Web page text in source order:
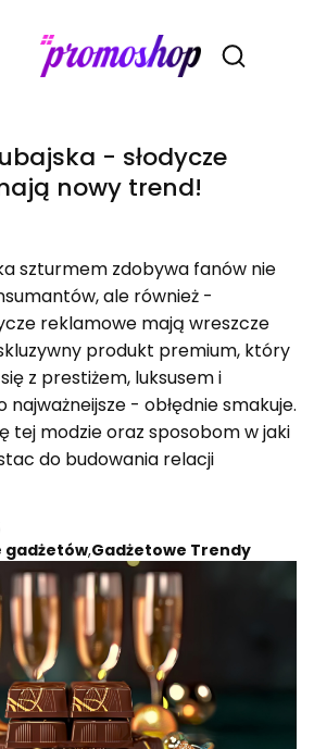
Otwórz
- słodycze
nowy trend!
szturmem zdobywa fanów nie
ale również -
reklamowe mają wreszcze
produkt premium, który
z prestiżem, luksusem i
- obłędnie smakuje.
tej modzie oraz sposobom w jaki
do budowania relacji
gadżetów,Gadżetowe Trendy